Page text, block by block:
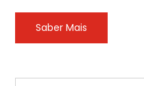
Saber Mais